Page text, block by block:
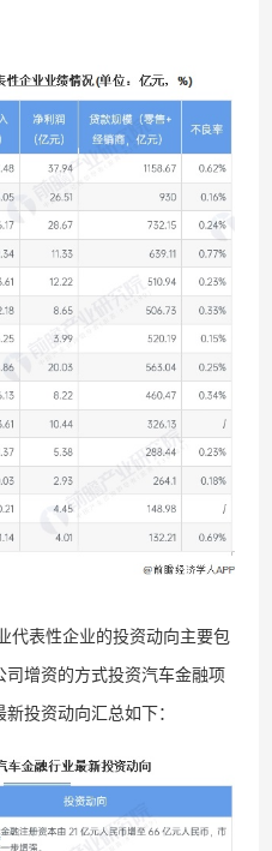
表性企业的投资动向主要包
增资的方式投资汽车金融项
投资动向汇总如下：